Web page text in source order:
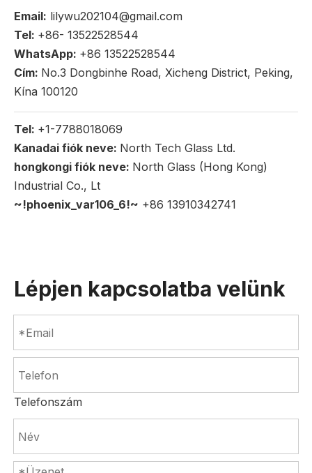
Email: lilywu202104@gmail.com
Tel: +86- 13522528544
WhatsApp: +86 13522528544
Cím: No.3 Dongbinhe Road, Xicheng District, Peking,
Kína 100120
Tel: +1-7788018069
Kanadai fiók neve: North Tech Glass Ltd.
hongkongi fiók neve: North Glass (Hong Kong)
Industrial Co., Lt
~!phoenix_var106_6!~ +86 13910342741
Lépjen kapcsolatba velünk
Telefonszám